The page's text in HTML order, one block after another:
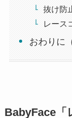
抜け防
レース
おわりに
BabyFace「